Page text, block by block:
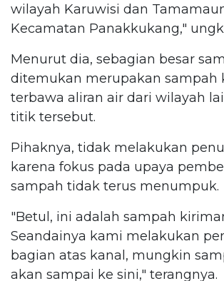
wilayah Karuwisi dan
Kecamatan Panakkukang,"
Menurut dia, sebagian besar
ditemukan merupakan sampah
terbawa aliran air dari wilayah
titik tersebut.
Pihaknya, tidak melakukan
karena fokus pada upaya
sampah tidak terus menumpuk.
"Betul, ini adalah sampah
Seandainya kami melakukan
bagian atas kanal, mungkin
akan sampai ke sini," terangnya.